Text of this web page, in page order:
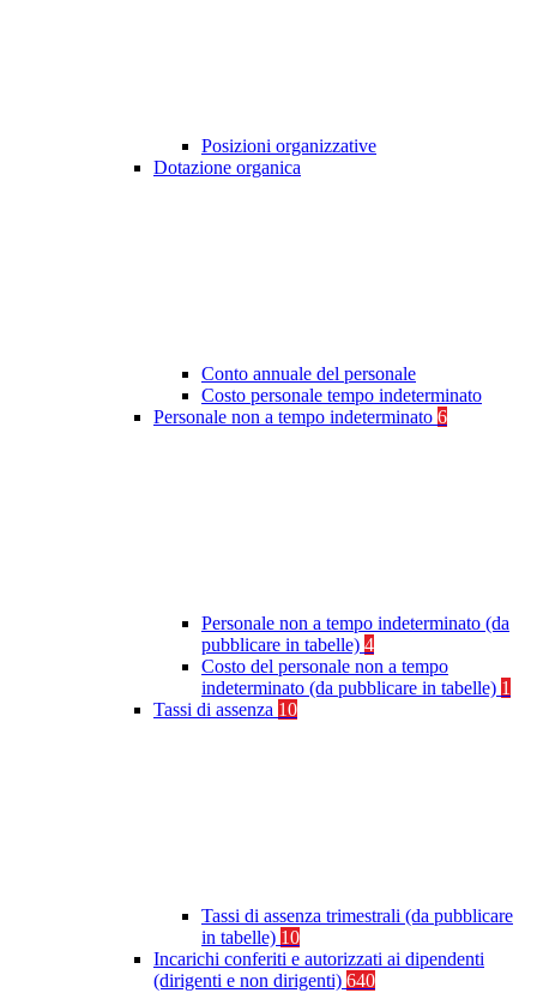
Posizioni organizzative
Dotazione organica
Conto annuale del personale
Costo personale tempo indeterminato
Personale non a tempo indeterminato 6
Personale non a tempo indeterminato (da
pubblicare in tabelle) 4
Costo del personale non a tempo
indeterminato (da pubblicare in tabelle) 1
Tassi di assenza 10
Tassi di assenza trimestrali (da pubblicare
in tabelle) 10
Incarichi conferiti e autorizzati ai dipendenti
(dirigenti e non dirigenti) 640